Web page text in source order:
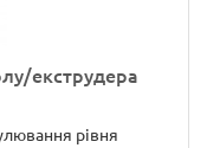
екструдера
рівня